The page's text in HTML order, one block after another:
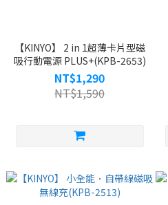
【KINYO】 2 in 1超薄卡片型磁
吸行動電源 PLUS+(KPB-2653)
NT$1,290
NT$1,590